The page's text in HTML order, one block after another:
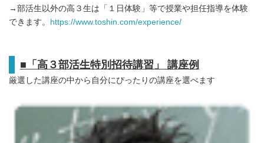
→部活生以外の高３生は「１日体験」等で授業や担任指導を体験
できます。
https://www.toshin.com/experience/
■「高３部活生特別招待講習」 講座例
厳選した講座の中から自分にぴったりの講座を選べます